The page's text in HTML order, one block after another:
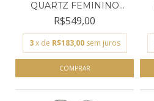
QUARTZ FEMININO
EURO EU...
R$549,00
3 x de R$183,00 sem juros